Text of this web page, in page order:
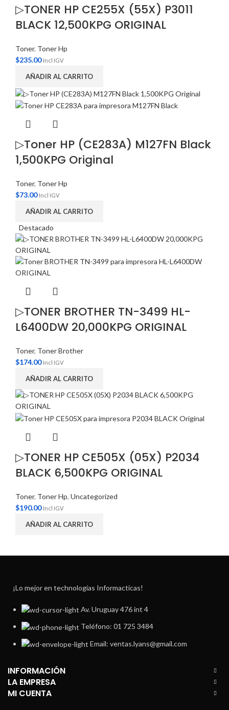
▷TONER HP CE255X (55X) P3011
BLACK 12,500KPG ORIGINAL
Toner, Toner Hp
$235.00 Incl IGV
AÑADIR AL CARRITO
▷Toner HP (CE283A) M127FN Black
1,500KPG Original
Toner, Toner Hp
$73.00 Incl IGV
AÑADIR AL CARRITO
Destacado
▷TONER BROTHER TN-3499 HL-
L6400DW 20,000KPG ORIGINAL
Toner, Toner Brother
$174.00 Incl IGV
AÑADIR AL CARRITO
▷TONER HP CE505X (05X) P2034
BLACK 6,500KPG ORIGINAL
Toner, Toner Hp, Uncategorized
$190.00 Incl IGV
AÑADIR AL CARRITO
¡Lo mejor en technologías Informacticas!
Av. Uruguay 476 int 4
Teléfono: 01 725 3484
Email: ventas.lyans@gmail.com
INFORMACIÓN
LA EMPRESA
MI CUENTA